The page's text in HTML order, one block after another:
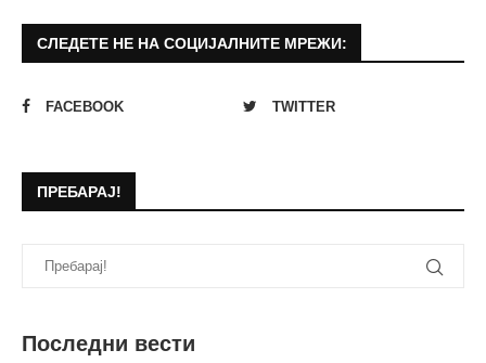
СЛЕДЕТЕ НЕ НА СОЦИЈАЛНИТЕ МРЕЖИ:
FACEBOOK TWITTER
ПРЕБАРАЈ!
Последни вести